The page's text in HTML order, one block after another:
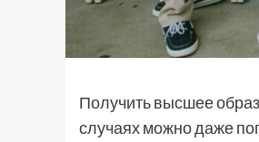
Получить высшее
случаях можно даже